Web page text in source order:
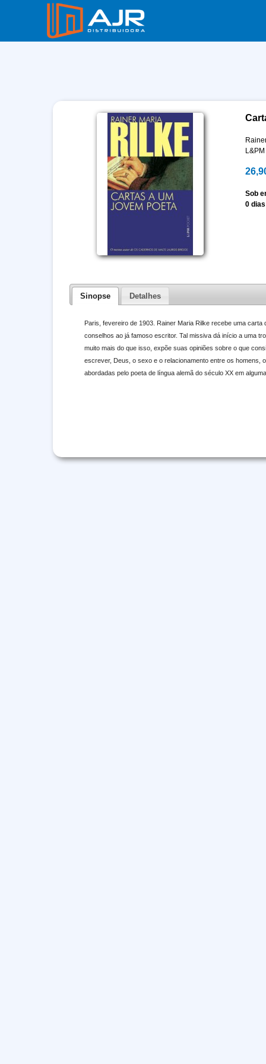
L&PM
Sob
0 dias
Sinopse Detalhes
Paris, fevereiro de 1903. Rainer Maria Rilke recebe uma
conselhos ao já famoso escritor. Tal missiva dá início a uma
muito mais do que isso, expõe suas opiniões sobre o que
escrever, Deus, o sexo e o relacionamento entre os homens,
abordadas pelo poeta de língua alemã do século XX em